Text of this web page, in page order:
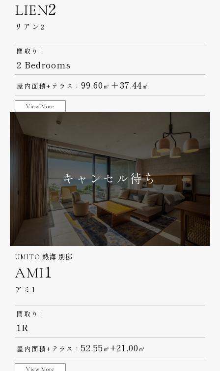
LIEN2
リアン2
間取り：
2 Bedrooms
屋内面積+テラス： 99.60 ㎡ ＋37.44㎡
View More
キャンセル待ち
UMITO 熱海 別邸
AMI1
アミ1
間取り：
1R
屋内面積+テラス： 52.55 ㎡ +21.00 ㎡
View More